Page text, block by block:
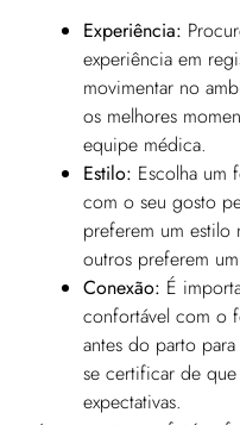
Experiência:
experiência em
movimentar no
os melhores
equipe médica.
Estilo: Escolha um
com o seu gosto
preferem um estilo
outros preferem
Conexão: É
confortável com o
antes do parto
se certificar de que
expectativas.